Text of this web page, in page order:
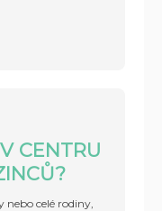
CENTRU
nebo celé rodiny,